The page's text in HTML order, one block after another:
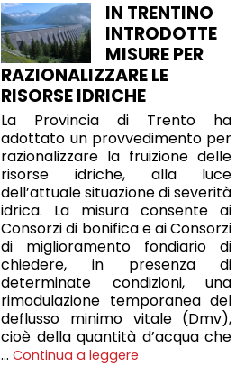
IN TRENTINO
INTRODOTTE
MISURE PER
RAZIONALIZZARE LE
RISORSE IDRICHE
La Provincia di Trento ha
adottato un provvedimento per
razionalizzare la fruizione delle
risorse idriche, alla luce
dell’attuale situazione di severità
idrica. La misura consente ai
Consorzi di bonifica e ai Consorzi
di miglioramento fondiario di
chiedere, in presenza di
determinate condizioni, una
rimodulazione temporanea del
deflusso minimo vitale (Dmv),
cioè della quantità d’acqua che
…Continua a leggere